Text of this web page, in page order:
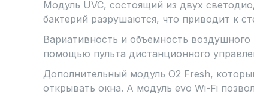
Модуль UVC, состоящий из двух
бактерий разрушаются, что приводит к
Вариативность и объемность
помощью пульта дистанционного
Дополнительный модуль O2 Fresh,
открывать окна. А модуль evo Wi-Fi